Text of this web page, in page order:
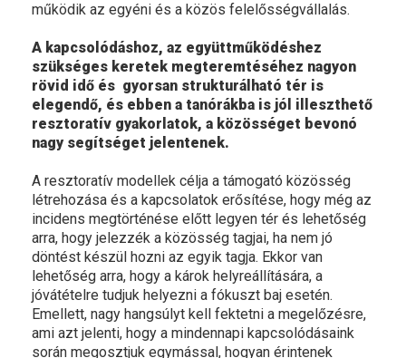
működik az egyéni és a közös felelősségvállalás.
A kapcsolódáshoz, az együttműködéshez
szükséges keretek megteremtéséhez nagyon
rövid idő és gyorsan strukturálható tér is
elegendő, és ebben a tanórákba is jól illeszthető
resztoratív gyakorlatok, a közösséget bevonó
nagy segítséget jelentenek.
A resztoratív modellek célja a támogató közösség
létrehozása és a kapcsolatok erősítése, hogy még az
incidens megtörténése előtt legyen tér és lehetőség
arra, hogy jelezzék a közösség tagjai, ha nem jó
döntést készül hozni az egyik tagja. Ekkor van
lehetőség arra, hogy a károk helyreállítására, a
jóvátételre tudjuk helyezni a fókuszt baj esetén.
Emellett, nagy hangsúlyt kell fektetni a megelőzésre,
ami azt jelenti, hogy a mindennapi kapcsolódásaink
során megosztjuk egymással, hogyan érintenek